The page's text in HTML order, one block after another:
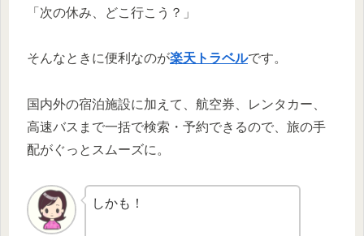
「次の休み、どこ行こう？」
そんなときに便利なのが楽天トラベルです。
国内外の宿泊施設に加えて、航空券、レンタカー、
高速バスまで一括で検索・予約できるので、旅の手
配がぐっとスムーズに。
しかも！